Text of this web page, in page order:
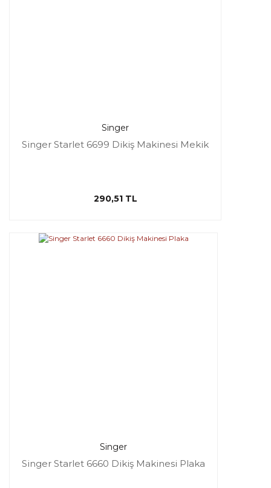
Singer
Singer Starlet 6699 Dikiş Makinesi Mekik
290,51 TL
Singer
Singer Starlet 6660 Dikiş Makinesi Plaka